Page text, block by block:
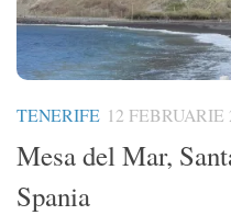
TENERIFE 12 FEBRUARIE
Mesa del Mar,
Spania